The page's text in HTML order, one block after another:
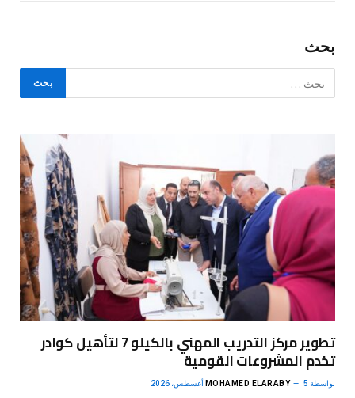
بحث
تطوير مركز التدريب المهني بالكيلو 7 لتأهيل كوادر
تخدم المشروعات القومية
بواسطة MOHAMED ELARABY 5 أغسطس، 2026